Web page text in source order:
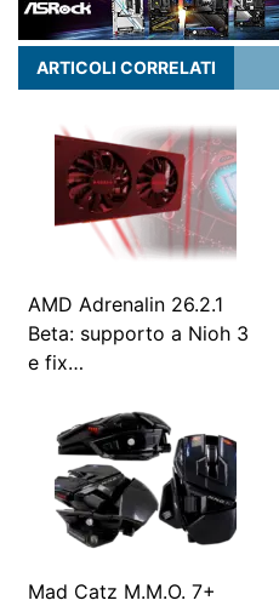
ARTICOLI CORRELATI
AMD Adrenalin 26.2.1
Beta: supporto a Nioh 3
e fix…
Mad Catz M.M.O. 7+